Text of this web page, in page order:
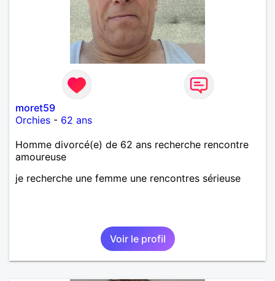
moret59
Orchies - 62 ans
Homme divorcé(e) de 62 ans recherche rencontre
amoureuse
je recherche une femme une rencontres sérieuse
Voir le profil